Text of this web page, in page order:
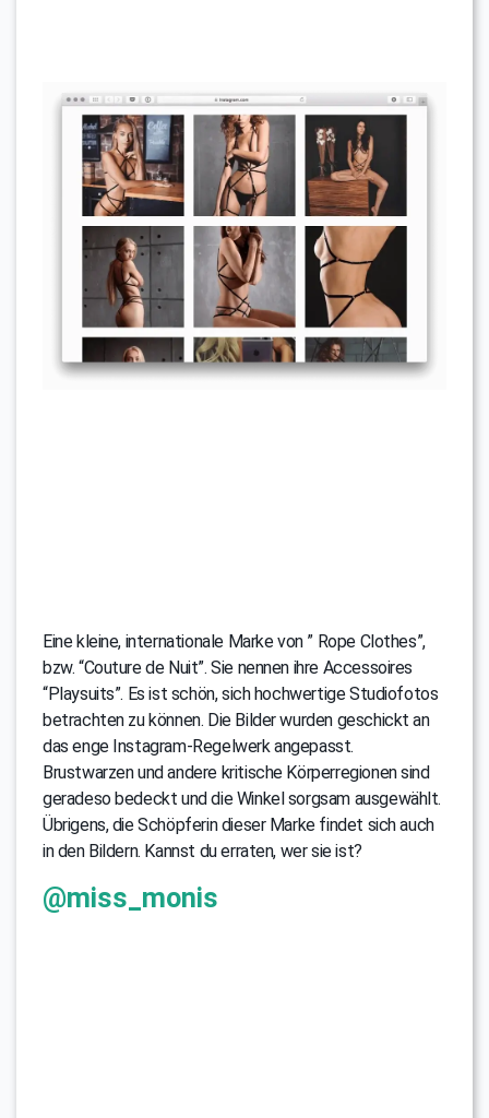
Eine kleine, internationale Marke von ” Rope Clothes”,
bzw. “Couture de Nuit”. Sie nennen ihre Accessoires
“Playsuits”. Es ist schön, sich hochwertige Studiofotos
betrachten zu können. Die Bilder wurden geschickt an
das enge Instagram-Regelwerk angepasst.
Brustwarzen und andere kritische Körperregionen sind
geradeso bedeckt und die Winkel sorgsam ausgewählt.
Übrigens, die Schöpferin dieser Marke findet sich auch
in den Bildern. Kannst du erraten, wer sie ist?
@miss_monis